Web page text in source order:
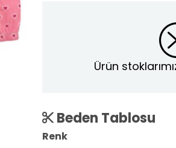
Ürün
Beden Tablosu
Renk